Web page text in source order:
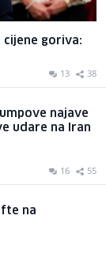
cijene goriva:
13 38
najave
udare na Iran
16 55
na